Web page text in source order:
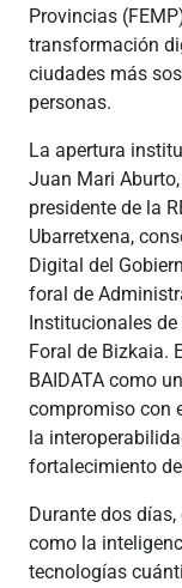
Provincias
transformación
ciudades más
personas.
La apertura
Juan Mari
presidente de la
Ubarretxena,
Digital del
foral de
Institucionales
Foral de Bizkaia.
BAIDATA como
compromiso con
la
fortalecimiento
Durante dos
como la
tecnologías